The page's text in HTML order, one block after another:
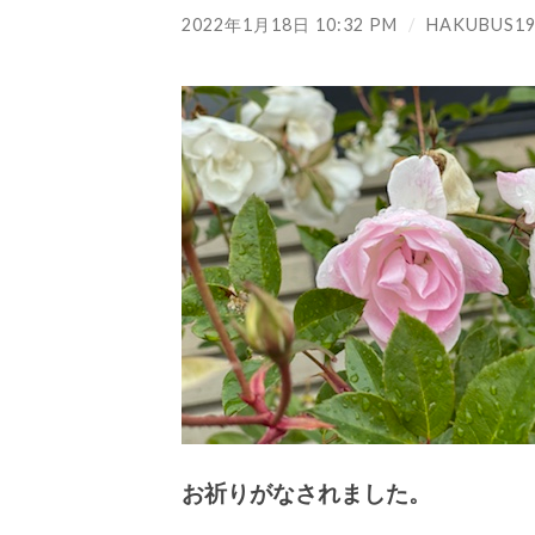
2022年1月18日 10:32 PM /
お祈りがなされました。